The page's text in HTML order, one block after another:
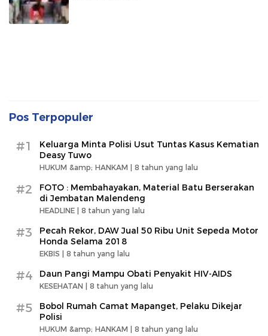
Pos Terpopuler
#1
Keluarga Minta Polisi Usut Tuntas Kasus Kematian
Deasy Tuwo
HUKUM &amp; HANKAM | 8 tahun yang lalu
#2
FOTO : Membahayakan, Material Batu Berserakan
di Jembatan Malendeng
HEADLINE | 8 tahun yang lalu
#3
Pecah Rekor, DAW Jual 50 Ribu Unit Sepeda Motor
Honda Selama 2018
EKBIS | 8 tahun yang lalu
#4 Daun Pangi Mampu Obati Penyakit HIV-AIDS
KESEHATAN | 8 tahun yang lalu
#5
Bobol Rumah Camat Mapanget, Pelaku Dikejar
Polisi
HUKUM &amp; HANKAM | 8 tahun yang lalu